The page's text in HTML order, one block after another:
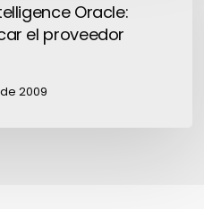
Oracle:
el proveedor
2009